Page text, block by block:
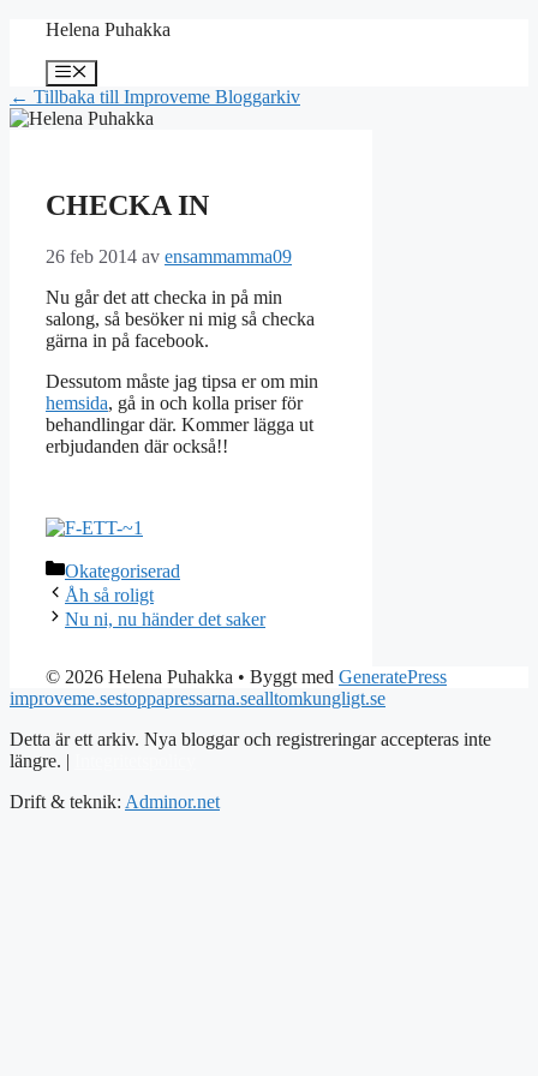
Hoppa
innehåll
Helena Puhakka
Meny
← Tillbaka till Improveme Bloggarkiv
CHECKA IN
26 feb 2014 av ensammamma09
Nu går det att checka in på min
salong, så besöker ni mig så checka
gärna in på facebook.
Dessutom måste jag tipsa er om min
hemsida, gå in och kolla priser för
behandlingar där. Kommer lägga ut
erbjudanden där också!!
Kategorier
Okategoriserad
Åh så roligt
Nu ni, nu händer det saker
© 2026 Helena Puhakka • Byggt med GeneratePress
improveme.sestoppapressarna.sealltomkungligt.se
Detta är ett arkiv. Nya bloggar och registreringar accepteras inte
längre. |
Drift & teknik: Adminor.net